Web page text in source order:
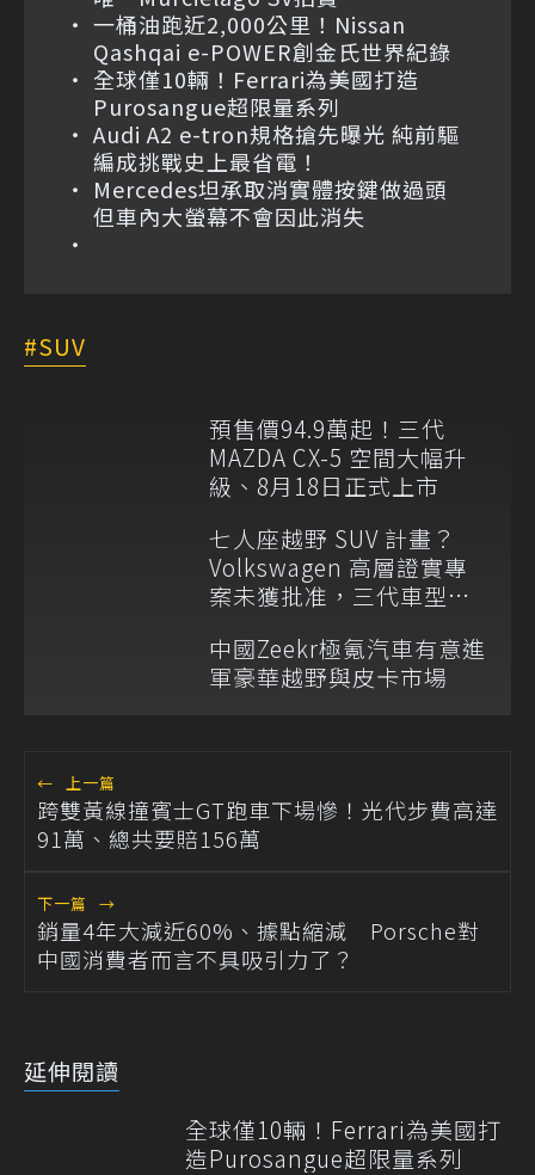
一桶油跑近2,000公里！Nissan
Qashqai e-POWER創金氏世界紀錄
全球僅10輛！Ferrari為美國打造
Purosangue超限量系列
Audi A2 e-tron規格搶先曝光 純前驅
編成挑戰史上最省電！
Mercedes坦承取消實體按鍵做過頭
但車內大螢幕不會因此消失
SUV
預售價94.9萬起！三代
MAZDA CX-5 空間大幅升
級、8月18日正式上市
七人座越野 SUV 計畫？
Volkswagen 高層證實專
案未獲批准，三代車型不
中國Zeekr極氪汽車有意進
軍豪華越野與皮卡市場
← 上一篇
跨雙黃線撞賓士GT跑車下場慘！光代步費高達
91萬、總共要賠156萬
下一篇 →
銷量4年大減近60%、據點縮減 Porsche對
中國消費者而言不具吸引力了？
延伸閱讀
全球僅10輛！Ferrari為美國打
造Purosangue超限量系列